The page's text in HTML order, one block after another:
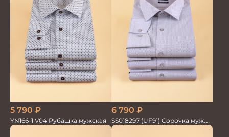
5 790 ₽
YN166-1 V04 Рубашка мужская
6 790 ₽
SS018297 (UF91) Сорочка муж.
GROSTYLE TRENDY